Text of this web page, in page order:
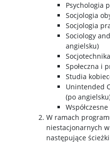
Psychologia
Socjologia
Socjologia
Sociology
angielsku)
Społeczna i
Studia
Unintended
(po
W ramach
niestacjonarnych
następujące